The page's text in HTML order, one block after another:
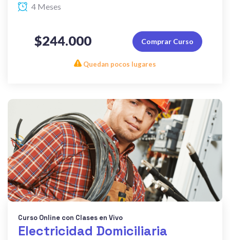
4 Meses
$244.000 Comprar Curso
Quedan pocos lugares
Curso Online con Clases en Vivo
Electricidad Domiciliaria